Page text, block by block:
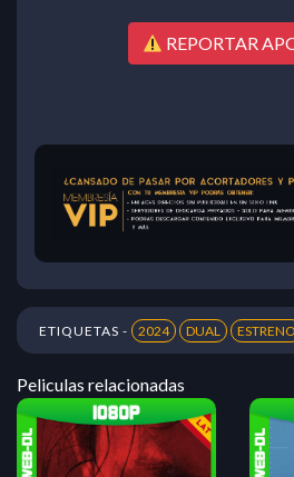
REPORTAR
ETIQUETAS - 2024 DUAL ESTRENO
Peliculas relacionadas